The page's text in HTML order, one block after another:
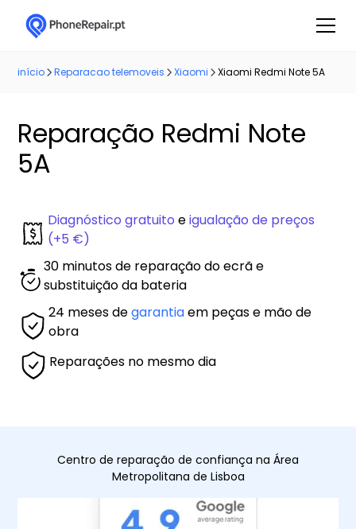
início Reparacao telemoveis Xiaomi Xiaomi Redmi Note 5A
Reparação Redmi Note
5A
Diagnóstico gratuito eigualação de preços
(+5 €)
30 minutos de reparação do ecrã e
substituição da bateria
24 meses degarantiaem peças e mão de
obra
Reparações no mesmo dia
Centro de reparação de confiança na Área
Metropolitana de Lisboa